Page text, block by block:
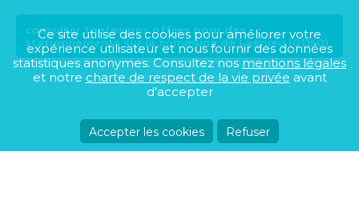
consulter toutes nos offres pour des
stationnements sur la commune de Lagnieu (01150)
Ce site utilise des cookies pour améliorer votre
expérience utilisateur et nous fournir des données
statistiques anonymes. Consultez nosmentions légales
et notre charte de respect de la vie privée avant
d'accepter
Accepter les cookies Refuser